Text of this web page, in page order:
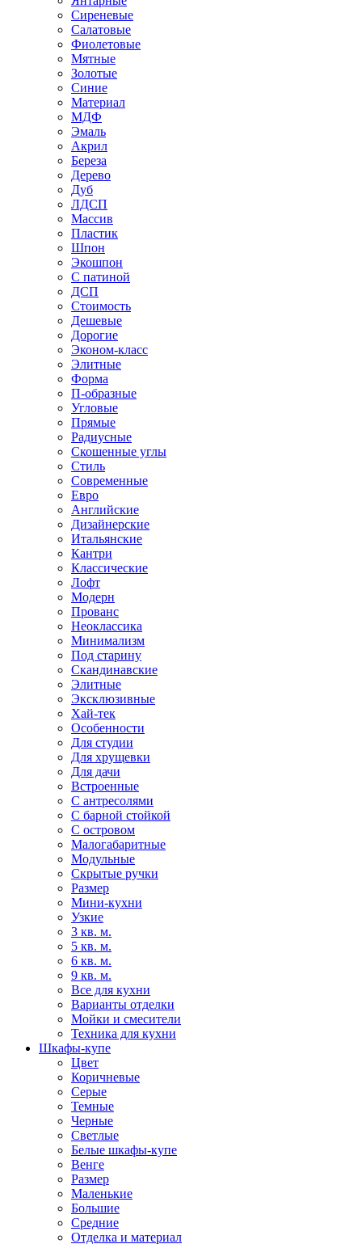
Сиреневые
Салатовые
Фиолетовые
Мятные
Золотые
Синие
Материал
МДФ
Эмаль
Акрил
Береза
Дерево
Дуб
ЛДСП
Массив
Пластик
Шпон
Экошпон
С патиной
ДСП
Стоимость
Дешевые
Дорогие
Эконом-класс
Элитные
Форма
П-образные
Угловые
Прямые
Радиусные
Скошенные углы
Стиль
Современные
Евро
Английские
Дизайнерские
Итальянские
Кантри
Классические
Лофт
Модерн
Прованс
Неоклассика
Минимализм
Под старину
Скандинавские
Элитные
Эксклюзивные
Хай-тек
Особенности
Для студии
Для хрущевки
Для дачи
Встроенные
С антресолями
С барной стойкой
С островом
Малогабаритные
Модульные
Скрытые ручки
Размер
Мини-кухни
Узкие
3 кв. м.
5 кв. м.
6 кв. м.
9 кв. м.
Все для кухни
Варианты отделки
Мойки и смесители
Техника для кухни
Шкафы-купе
Цвет
Коричневые
Серые
Темные
Черные
Светлые
Белые шкафы-купе
Венге
Размер
Маленькие
Большие
Средние
Отделка и материал